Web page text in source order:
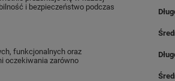
i bezpieczeństwo podczas
funkcjonalnych oraz
oczekiwania zarówno